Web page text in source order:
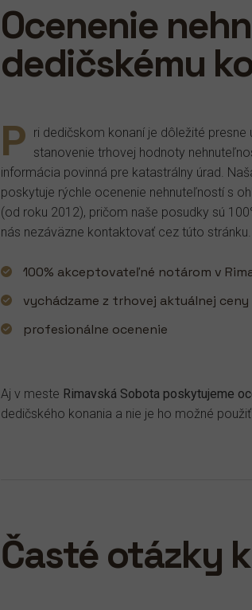
Ocenenie
dedičskému
P ri dedičskom konaní je dôležité
stanovenie trhovej hodnoty
informácia povinná pre katastrálny úrad.
poskytuje rýchle ocenenie nehnuteľností s
(od roku 2012), pričom naše posudky sú
nás nezáväzne kontaktovať cez túto
100% akceptovateľné notárom v
vychádzame z trhovej aktuálnej
profesionálne ocenenie
Aj v meste Rimavská Sobota poskytujeme
dedičského konania a nie je ho možné
Časté otázky